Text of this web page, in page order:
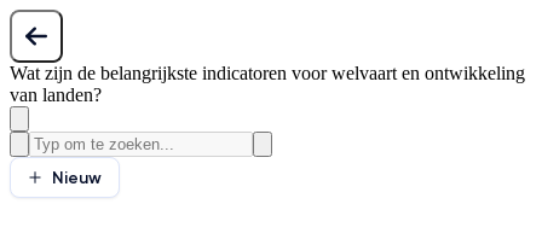
Wat zijn de belangrijkste indicatoren voor welvaart en ontwikkeling
van landen?
Nieuw